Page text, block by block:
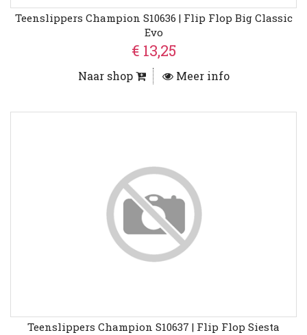
Teenslippers Champion S10636 | Flip Flop Big Classic
Evo
€ 13,25
Naar shop Meer info
Teenslippers Champion S10637 | Flip Flop Siesta